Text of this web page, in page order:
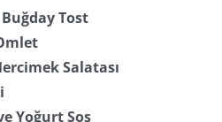
Tost
Salatası
Yoğurt Sos